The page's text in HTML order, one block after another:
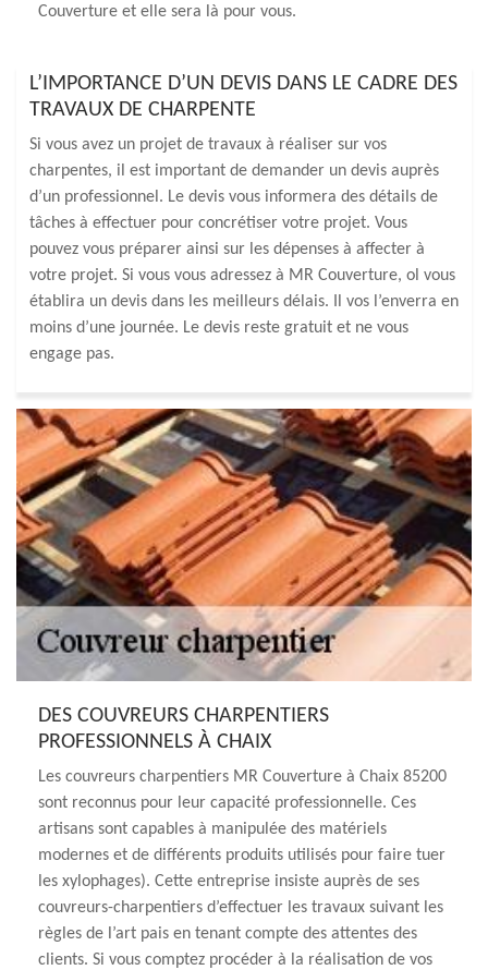
Couverture et elle sera là pour vous.
L’IMPORTANCE D’UN DEVIS DANS LE CADRE DES
TRAVAUX DE CHARPENTE
Si vous avez un projet de travaux à réaliser sur vos
charpentes, il est important de demander un devis auprès
d’un professionnel. Le devis vous informera des détails de
tâches à effectuer pour concrétiser votre projet. Vous
pouvez vous préparer ainsi sur les dépenses à affecter à
votre projet. Si vous vous adressez à MR Couverture, ol vous
établira un devis dans les meilleurs délais. Il vos l’enverra en
moins d’une journée. Le devis reste gratuit et ne vous
engage pas.
DES COUVREURS CHARPENTIERS
PROFESSIONNELS À CHAIX
Les couvreurs charpentiers MR Couverture à Chaix 85200
sont reconnus pour leur capacité professionnelle. Ces
artisans sont capables à manipulée des matériels
modernes et de différents produits utilisés pour faire tuer
les xylophages). Cette entreprise insiste auprès de ses
couvreurs-charpentiers d’effectuer les travaux suivant les
règles de l’art pais en tenant compte des attentes des
clients. Si vous comptez procéder à la réalisation de vos